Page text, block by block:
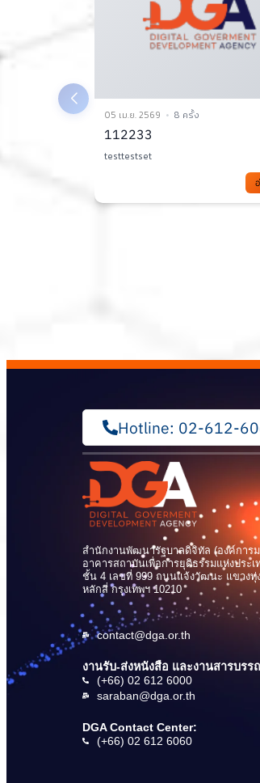
02 เม.ย. 2569 10 ครั้ง
เอกสารประกอบการประชุมคณะ
ทำงาน TC1 ครั้งที่ 2/2569
Hotline: 02-612-
สำนักงานพัฒนารัฐบาลดิจิทัล (องค์การ
อาคารสถาบันเพื่อการยุติธรรมแห่งประเ
ชั้น 4 เลขที่ 999 ถนนแจ้งวัฒนะ แขวงทุ่
หลักสี่ กรุงเทพฯ 10210
contact@dga.or.th
งานรับ-ส่งหนังสือ และงานสารบรร
(+66) 02 612 6000
saraban@dga.or.th
DGA Contact Center:
(+66) 02 612 6060